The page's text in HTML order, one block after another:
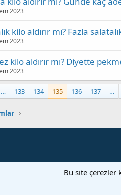
2023
kilo aldırır mı? Fazla
2023
kilo aldırır mı? Diyette
2023
… 133 134 135 136 137 …
Bu site çerezler